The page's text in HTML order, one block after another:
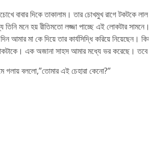
বাবার দিকে তাকালাম। তার চোখমুখ রাগে টকটকে
মনে হয় রীতিমতো লজ্জা পাচ্ছে এই লোকটার
আমার মা কে দিয়ে তার কার্যসিদ্ধি করিয়ে
এক অজানা সাহস আমার মধ্যে ভর করেছে।
গলায় বললো,”তোমার এই চেহারা কেনো?”